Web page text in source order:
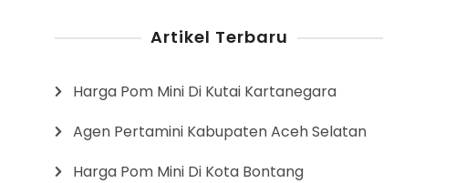
Artikel Terbaru
Harga Pom Mini Di Kutai Kartanegara
Agen Pertamini Kabupaten Aceh Selatan
Harga Pom Mini Di Kota Bontang